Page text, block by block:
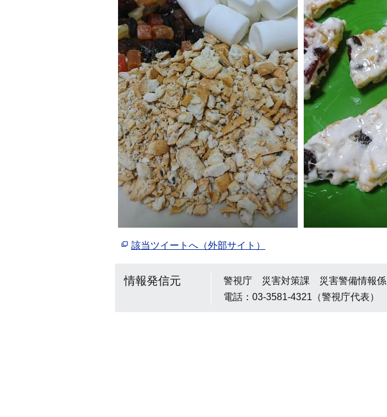
該当ツイートへ（外部サイト）
情報発信元
警視庁 災害対策課 災害警備情報係
電話：03-3581-4321（警視庁代表）